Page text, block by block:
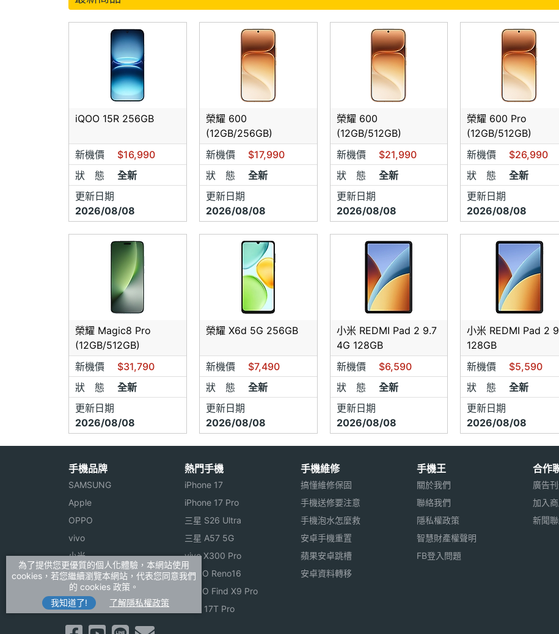
搭配門號再享高額折扣
新辦/可攜/續約
讓您花得更少擁有更
⭐⭐⭐⭐⭐
❤️報價皆為現金特惠價
❤️請先來電洽詢是否有貨，以避免您白跑一趟
❤️部分機型會需要先來付訂金，再請網友們配合
❤️請來電(店)網友們一定表明手機王網友身分，否則一律依現場報價為主
❤️本店所有機型皆為全新未開封公司貨
⭐
手機市場偶有缺貨狀況，如需等候敬請見諒
iQOO 15R 256GB
新機價
$16,990
狀 態
全新
更新日期
2026/08/08
榮耀 600
(12GB/256GB)
新機價
$17,990
狀 態
全新
更新日期
2026/08/08
榮耀 600
(12GB/512GB)
新機價
$21,990
狀 態
全新
更新日期
2026/08/08
榮耀 600 Pro
(12GB/512GB)
新機價
$26,990
狀 態
全新
更新日期
2026/08/08
榮耀 Magic8 Pro
(12GB/512GB)
新機價
$31,790
狀 態
全新
更新日期
2026/08/08
榮耀 X6d 5G 256GB
新機價
$7,490
狀 態
全新
更新日期
2026/08/08
小米 REDMI Pad 2 9.7
4G 128GB
新機價
$6,590
狀 態
全新
更新日期
2026/08/08
小米 REDMI Pad 2
128GB
新機價
$5,590
狀 態
全新
更新日期
2026/08/08
手機品牌
SAMSUNG
Apple
OPPO
vivo
小米
ASUS
Sony
realme
熱門手機
iPhone 17
iPhone 17 Pro
三星 S26 Ultra
三星 A57 5G
vivo X300 Pro
OPPO Reno16
OPPO Find X9 Pro
小米 17T Pro
手機維修
搞懂維修保固
手機送修要注意
手機泡水怎麼救
安卓手機重置
蘋果安卓跳槽
安卓資料轉移
手機王
關於我們
聯絡我們
隱私權政策
智慧財產權聲明
FB登入問題
合作
廣告
加入
新聞
為了提供您更優質的個人化體驗，本網站使用
cookies，若您繼續瀏覽本網站，代表您同意我們
的 cookies 政策。
我知道了!
了解隱私權政策